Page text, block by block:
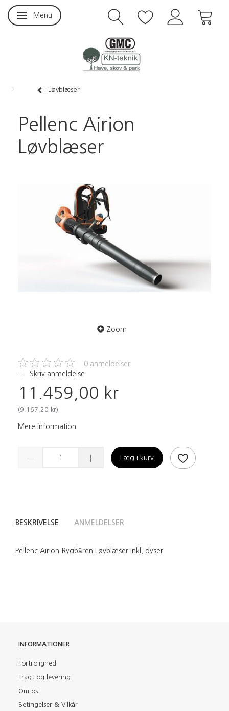
Skifte navigation
Menu
Løvblæser
Pellenc Airion
Løvblæser
Zoom
0 anmeldelser
Skriv anmeldelse
11.459,00 kr
(9.167,20 kr)
Mere information
Læg i kurv
BESKRIVELSE ANMELDELSER
Pellenc Airion Rygbåren Løvblæser Inkl, dyser
INFORMATIONER
Fortrolighed
Fragt og levering
Om os
Betingelser & Vilkår